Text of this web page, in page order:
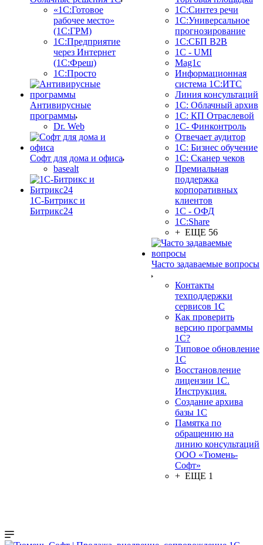
«1C:Готовое
рабочее место»
(1С:ГРМ)
1С:Предприятие
через Интернет
(1С:Фреш)
1С:Просто
Антивирусные
программы
Dr. Web
Софт для дома и офиса
basealt
1С-Битрикс и
Битрикс24
1С:Синтез речи
1С:Универсальное
прогнозирование
1С:СБП B2B
1C - UMI
Mag1c
Информационная
система 1С:ИТС
Линия консультаций
1С: Облачный архив
1С: КП Отраслевой
1С- Финконтроль
Отвечает аудитор
1С: Бизнес обучение
1С: Сканер чеков
Премиальная
поддержка
корпоративных
клиентов
1С - ОФД
1С:Share
+ ЕЩЕ 56
Часто задаваемые вопросы
Контакты
техподдержки
сервисов 1С
Как проверить
версию программы
1С?
Типовое обновление
1С
Восстановление
лицензии 1С.
Инструкция.
Создание архива
базы 1С
Памятка по
обращению на
линию консультаций
ООО «Тюмень-
Софт»
+ ЕЩЕ 1